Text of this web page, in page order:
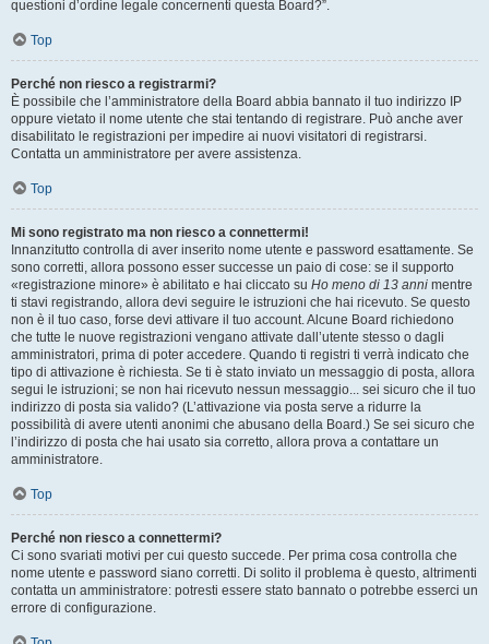
questioni d’ordine legale concernenti questa Board?”.
Top
Perché non riesco a registrarmi?
È possibile che l’amministratore della Board abbia bannato il tuo indirizzo IP
oppure vietato il nome utente che stai tentando di registrare. Può anche aver
disabilitato le registrazioni per impedire ai nuovi visitatori di registrarsi.
Contatta un amministratore per avere assistenza.
Top
Mi sono registrato ma non riesco a connettermi!
Innanzitutto controlla di aver inserito nome utente e password esattamente. Se
sono corretti, allora possono esser successe un paio di cose: se il supporto
«registrazione minore» è abilitato e hai cliccato su Ho meno di 13 anni mentre
ti stavi registrando, allora devi seguire le istruzioni che hai ricevuto. Se questo
non è il tuo caso, forse devi attivare il tuo account. Alcune Board richiedono
che tutte le nuove registrazioni vengano attivate dall’utente stesso o dagli
amministratori, prima di poter accedere. Quando ti registri ti verrà indicato che
tipo di attivazione è richiesta. Se ti è stato inviato un messaggio di posta, allora
segui le istruzioni; se non hai ricevuto nessun messaggio... sei sicuro che il tuo
indirizzo di posta sia valido? (L’attivazione via posta serve a ridurre la
possibilità di avere utenti anonimi che abusano della Board.) Se sei sicuro che
l’indirizzo di posta che hai usato sia corretto, allora prova a contattare un
amministratore.
Top
Perché non riesco a connettermi?
Ci sono svariati motivi per cui questo succede. Per prima cosa controlla che
nome utente e password siano corretti. Di solito il problema è questo, altrimenti
contatta un amministratore: potresti essere stato bannato o potrebbe esserci un
errore di configurazione.